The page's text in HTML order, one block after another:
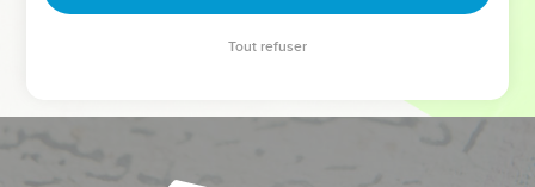
Tout refuser